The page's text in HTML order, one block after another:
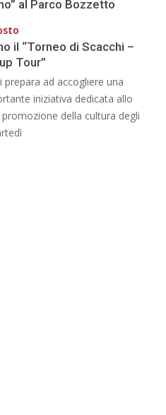
al Parco Bozzetto
il “Torneo di Scacchi –
Tour”
prepara ad accogliere una
iniziativa dedicata allo
della cultura degli